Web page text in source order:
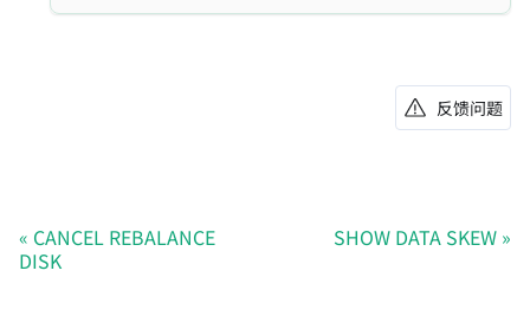
反馈问题
CANCEL REBALANCE
DISK
SHOW DATA SKEW